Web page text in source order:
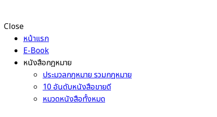
Close
หน้าแรก
E-Book
หนังสือกฎหมาย
ประมวลกฎหมาย รวมกฎหมาย
10 อันดับหนังสือขายดี
หมวดหนังสือทั้งหมด